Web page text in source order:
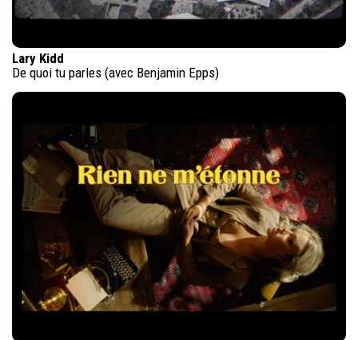
Lary Kidd
De quoi tu parles (avec Benjamin Epps)